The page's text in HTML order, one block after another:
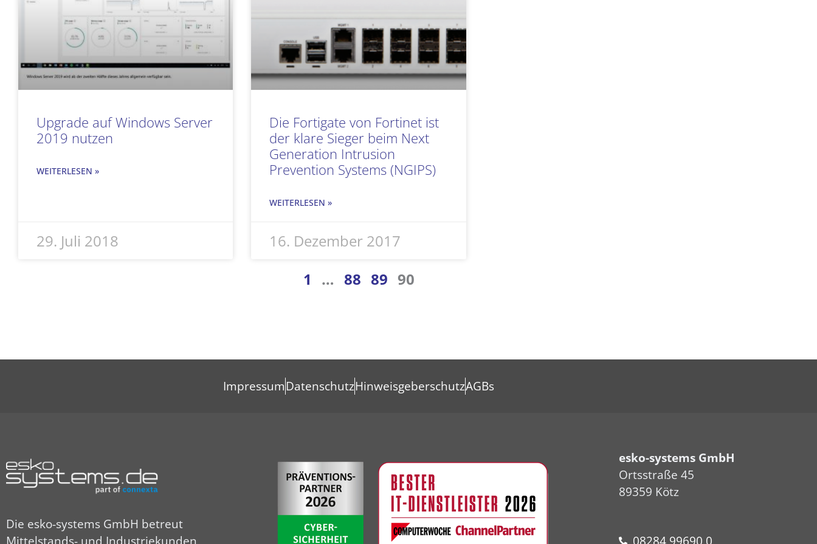
Upgrade auf Windows Server
2019 nutzen
WEITERLESEN »
29. Juli 2018
Die Fortigate von Fortinet ist
der klare Sieger beim Next
Generation Intrusion
Prevention Systems (NGIPS)
WEITERLESEN »
16. Dezember 2017
1
… 88 89 90
ImpressumDatenschutzHinweisgeberschutzAGBs
Die esko-systems GmbH betreut
esko-systems GmbH
Ortsstraße 45
89359 Kötz